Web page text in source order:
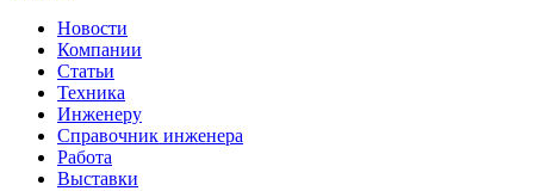
Новости
Компании
Статьи
Техника
Инженеру
Справочник инженера
Работа
Выставки